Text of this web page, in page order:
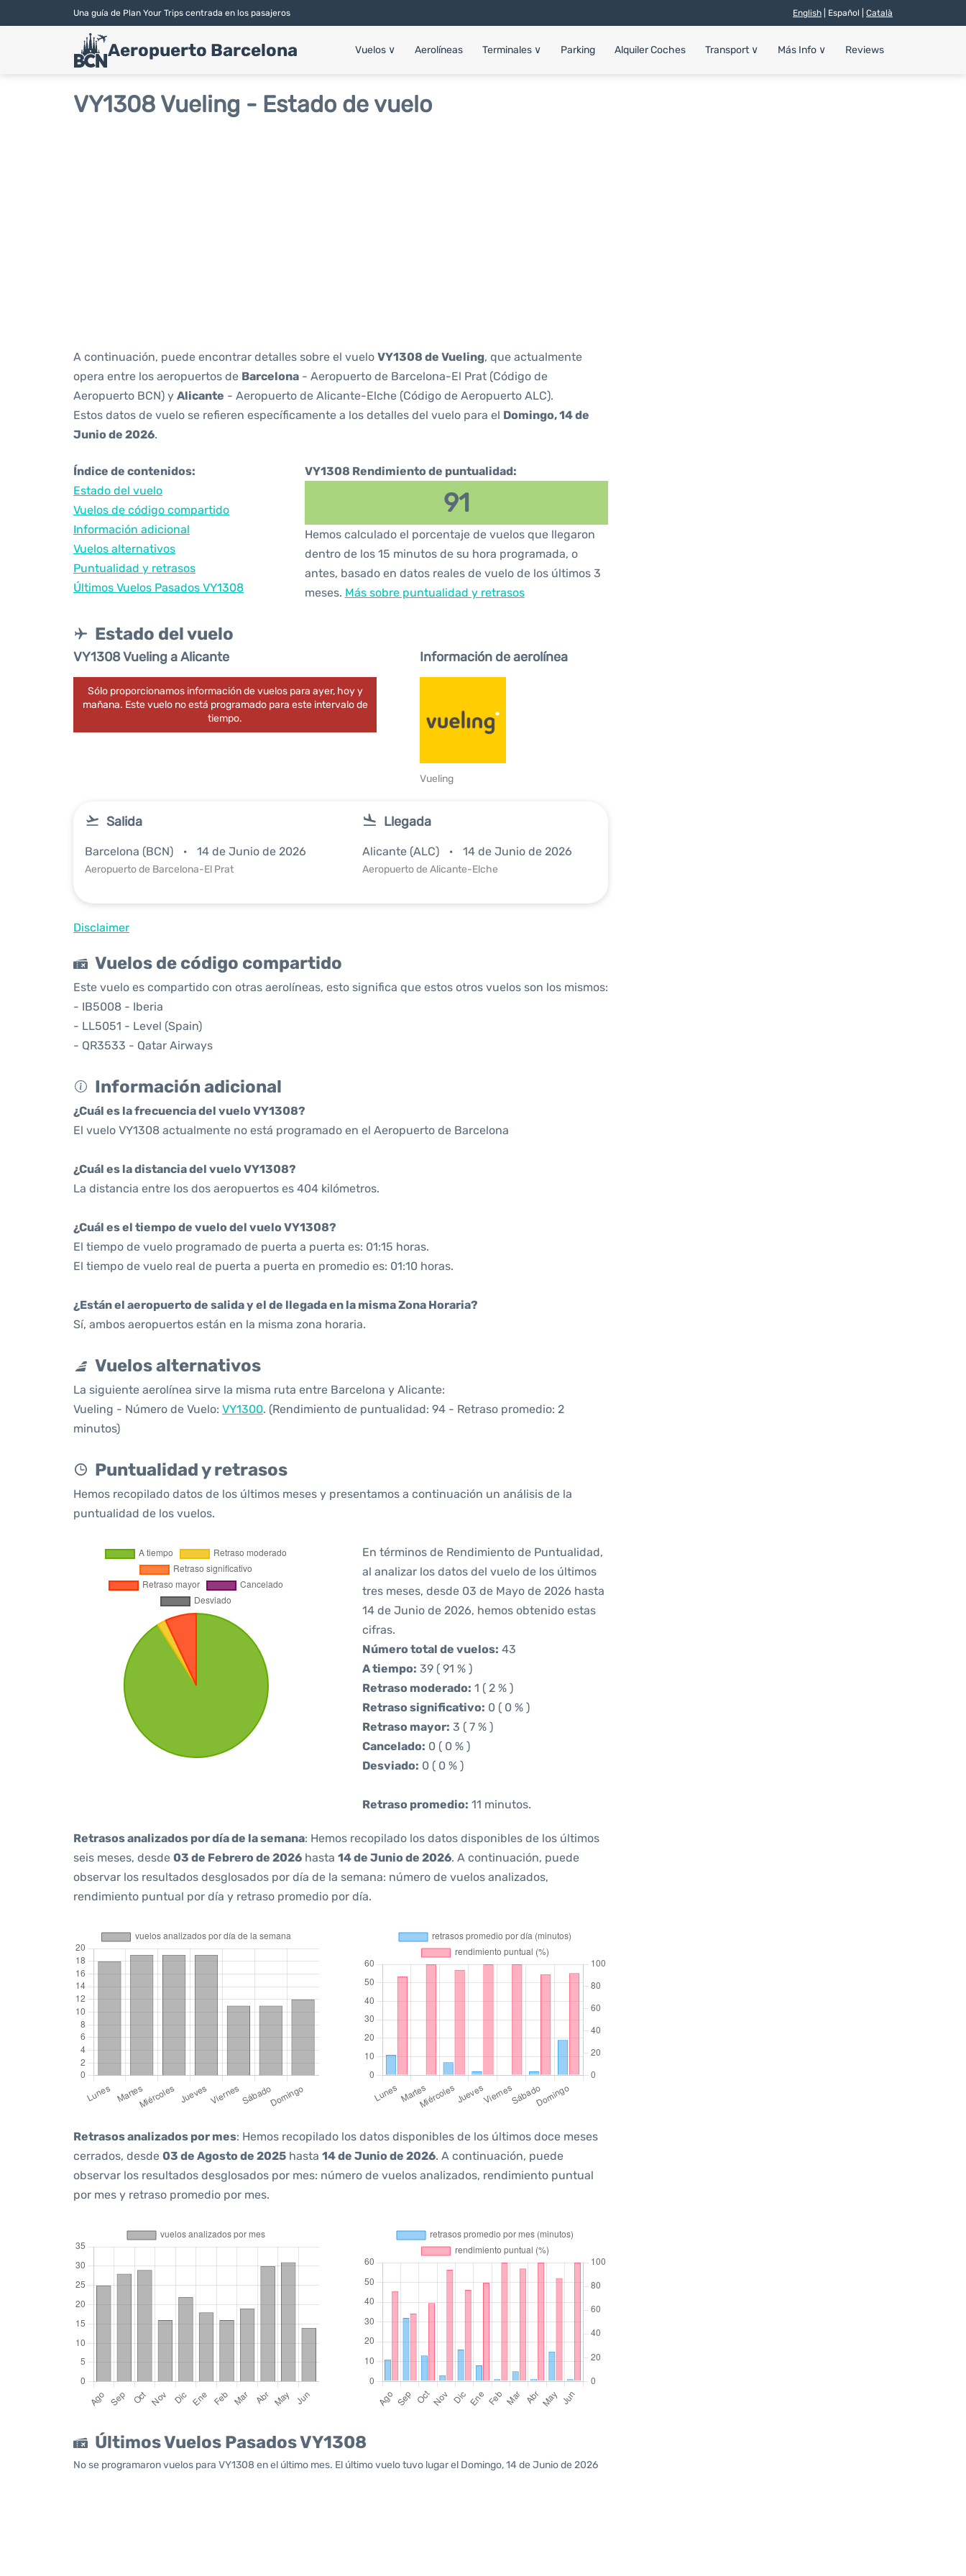
Una guía de Plan Your Trips centrada en los pasajeros English | Español | Català
Aeropuerto Barcelona Vuelos ∨ Aerolíneas Terminales ∨ Parking Alquiler Coches Transport ∨ Más Info ∨ Reviews
VY1308 Vueling - Estado de vuelo
A continuación, puede encontrar detalles sobre el vuelo VY1308 de Vueling, que actualmente
opera entre los aeropuertos de Barcelona - Aeropuerto de Barcelona-El Prat (Código de
Aeropuerto BCN) y Alicante - Aeropuerto de Alicante-Elche (Código de Aeropuerto ALC).
Estos datos de vuelo se refieren específicamente a los detalles del vuelo para el Domingo, 14 de
Junio de 2026.
Índice de contenidos:
Estado del vuelo
Vuelos de código compartido
Información adicional
Vuelos alternativos
Puntualidad y retrasos
Últimos Vuelos Pasados VY1308
VY1308 Rendimiento de puntualidad:
91
Hemos calculado el porcentaje de vuelos que llegaron
dentro de los 15 minutos de su hora programada, o
antes, basado en datos reales de vuelo de los últimos 3
meses. Más sobre puntualidad y retrasos
Estado del vuelo
VY1308 Vueling a Alicante
Sólo proporcionamos información de vuelos para ayer, hoy y
mañana. Este vuelo no está programado para este intervalo de
tiempo.
Información de aerolínea
Vueling
Salida
Barcelona (BCN) 14 de Junio de 2026
Aeropuerto de Barcelona-El Prat
Llegada
Alicante (ALC) 14 de Junio de 2026
Aeropuerto de Alicante-Elche
Disclaimer
Vuelos de código compartido
Este vuelo es compartido con otras aerolíneas, esto significa que estos otros vuelos son los mismos:
- IB5008 - Iberia
- LL5051 - Level (Spain)
- QR3533 - Qatar Airways
Información adicional
¿Cuál es la frecuencia del vuelo VY1308?
El vuelo VY1308 actualmente no está programado en el Aeropuerto de Barcelona
¿Cuál es la distancia del vuelo VY1308?
La distancia entre los dos aeropuertos es 404 kilómetros.
¿Cuál es el tiempo de vuelo del vuelo VY1308?
El tiempo de vuelo programado de puerta a puerta es: 01:15 horas.
El tiempo de vuelo real de puerta a puerta en promedio es: 01:10 horas.
¿Están el aeropuerto de salida y el de llegada en la misma Zona Horaria?
Sí, ambos aeropuertos están en la misma zona horaria.
Vuelos alternativos
La siguiente aerolínea sirve la misma ruta entre Barcelona y Alicante:
Vueling - Número de Vuelo: VY1300. (Rendimiento de puntualidad: 94 - Retraso promedio: 2
minutos)
Puntualidad y retrasos
Hemos recopilado datos de los últimos meses y presentamos a continuación un análisis de la
puntualidad de los vuelos.
En términos de Rendimiento de Puntualidad,
al analizar los datos del vuelo de los últimos
tres meses, desde 03 de Mayo de 2026 hasta
14 de Junio de 2026, hemos obtenido estas
cifras.
Número total de vuelos: 43
A tiempo: 39 ( 91 % )
Retraso moderado: 1 ( 2 % )
Retraso significativo: 0 ( 0 % )
Retraso mayor: 3 ( 7 % )
Cancelado: 0 ( 0 % )
Desviado: 0 ( 0 % )
Retraso promedio: 11 minutos.
Retrasos analizados por día de la semana: Hemos recopilado los datos disponibles de los últimos
seis meses, desde 03 de Febrero de 2026 hasta 14 de Junio de 2026. A continuación, puede
observar los resultados desglosados por día de la semana: número de vuelos analizados,
rendimiento puntual por día y retraso promedio por día.
Retrasos analizados por mes: Hemos recopilado los datos disponibles de los últimos doce meses
cerrados, desde 03 de Agosto de 2025 hasta 14 de Junio de 2026. A continuación, puede
observar los resultados desglosados por mes: número de vuelos analizados, rendimiento puntual
por mes y retraso promedio por mes.
Últimos Vuelos Pasados VY1308
No se programaron vuelos para VY1308 en el último mes. El último vuelo tuvo lugar el Domingo, 14 de Junio de 2026